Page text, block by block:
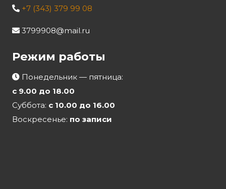
+7 (343) 379 99 08
3799908@mail.ru
Режим работы
Понедельник — пятница:
с 9.00 до 18.00
Суббота: с 10.00 до 16.00
Воскресенье: по записи